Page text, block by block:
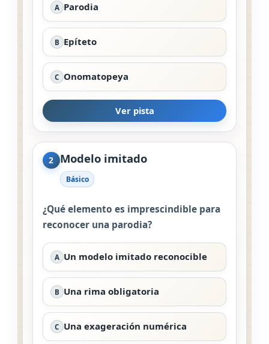
A Parodia
B Epíteto
C Onomatopeya
Ver pista
2 Modelo imitado
Básico
¿Qué elemento es imprescindible para
reconocer una parodia?
A Un modelo imitado reconocible
B Una rima obligatoria
C Una exageración numérica